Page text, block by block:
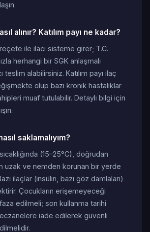
alınır? Katılım payı ne kadar?
ile ilacı sisteme girer; T.C.
herhangi bir SGK anlaşmalı
teslim alabilirsiniz. Katılım payı ilaç
olup bazı kronik hastalıklar
muaf tutulabilir. Detaylı bilgi için
saklamalıyım?
(15–25°C), doğrudan
uzak ve nemden korunan bir yerde
ilaçlar (insülin, bazı göz damlaları)
Çocukların erişemeyeceği
edilmeli; son kullanma tarihi
iade edilerek güvenli